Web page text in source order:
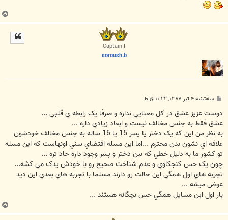
ب
ا
Captain I
soroush.b
پ
ت
سه‌شنبه ۴ تیر ۱۳۸۷, ۱۱:۲۲ ق.ظ
دوست عزيز عشق در کل معنايي نداره و صرفا يک رابطه ي قلبي ...
عشق فقط به جنس مخالف نيست و ابعاد زيادي داره ...
به نظر من اين که يک دختر يا پسر 15 يا 16 ساله به جنس مخالف خودشون
علاقه اي نشون بدن محترم ...اما اين مسله اقتضاي سني اونهاست که اين مسله
تو کشور ما به دليل خطي که بين دختر و پسر وجود داره حاد تره ...
چون يک حس کنجکاوي و عدم شناخت صحيح رو با خودش يدک مي کشه...
تجربه هاي اول همگي اين حالت رو دارند مسلما با تجربه هاي بعدي اين ديد
عوض ميشه ...
بار اول اين مسايل همگي حس بچگانه هستند ...
ب
ا